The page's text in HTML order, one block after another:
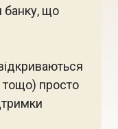
банку, що
тощо) просто